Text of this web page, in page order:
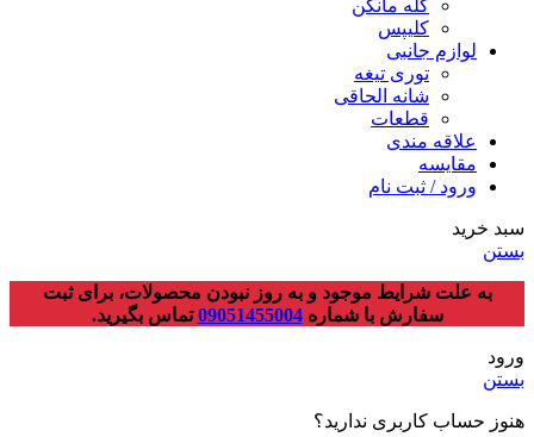
کله مانکن
کلیپس
لوازم جانبی
توری تیغه
شانه الحاقی
قطعات
علاقه مندی
مقایسه
ورود / ثبت نام
سبد خرید
بستن
به علت شرایط موجود و به روز نبودن محصولات، برای ثبت
سفارش با شماره09051455004تماس بگیرید.
ورود
بستن
هنوز حساب کاربری ندارید؟